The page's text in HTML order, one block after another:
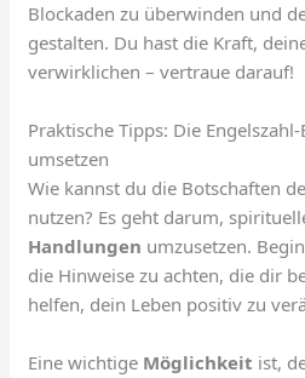
Blockaden zu überwinden und
gestalten. Du hast die Kraft,
verwirklichen – vertraue darauf!
Praktische Tipps: Die
umsetzen
Wie kannst du die Botschaften
nutzen? Es geht darum,
Handlungen umzusetzen.
die Hinweise zu achten, die dir
helfen, dein Leben positiv zu
Eine wichtige Möglichkeit ist,